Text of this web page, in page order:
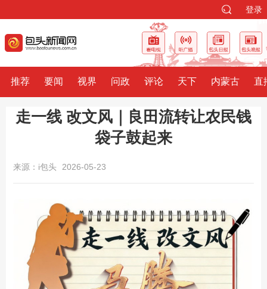
登录
推荐 要闻 视界 问政 评论 天下 内蒙古 直
走一线 改文风｜良田流转让农民钱
袋子鼓起来
来源：i包头 2026-05-23